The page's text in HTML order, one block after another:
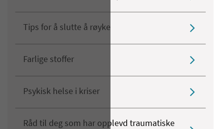
Tips for å slutte å røyke
Farlige stoffer
Psykisk helse i kriser
Råd til deg som har opplevd traumatiske